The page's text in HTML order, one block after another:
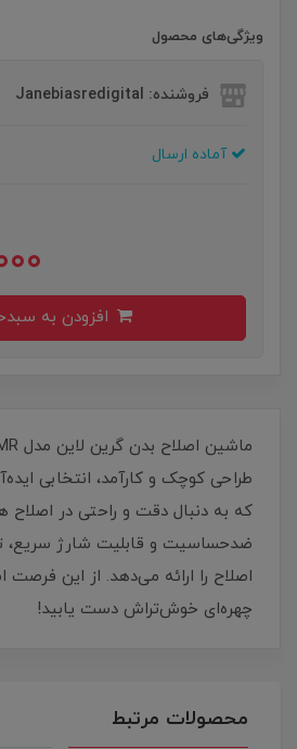
ویژگی‌های محصول
فروشنده: Janebiasredigital
آماده ارسال
طراحی کوچک و کارآمد، انتخابی
که به دنبال دقت و راحتی در اصلاح
ضدحساسیت و قابلیت شارژ سریع،
اصلاح را ارائه می‌دهد. از این فرصت
چهره‌ای خوش‌تراش دست یابید!
محصولات مرتبط